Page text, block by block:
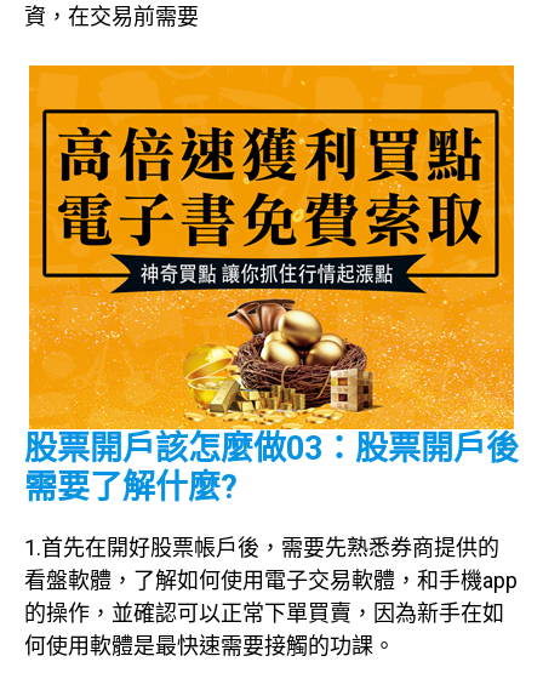
資，在交易前需要
股票開戶該怎麼做03：股票開戶後
需要了解什麼?
1.首先在開好股票帳戶後，需要先熟悉券商提供的
看盤軟體，了解如何使用電子交易軟體，和手機app
的操作，並確認可以正常下單買賣，因為新手在如
何使用軟體是最快速需要接觸的功課。